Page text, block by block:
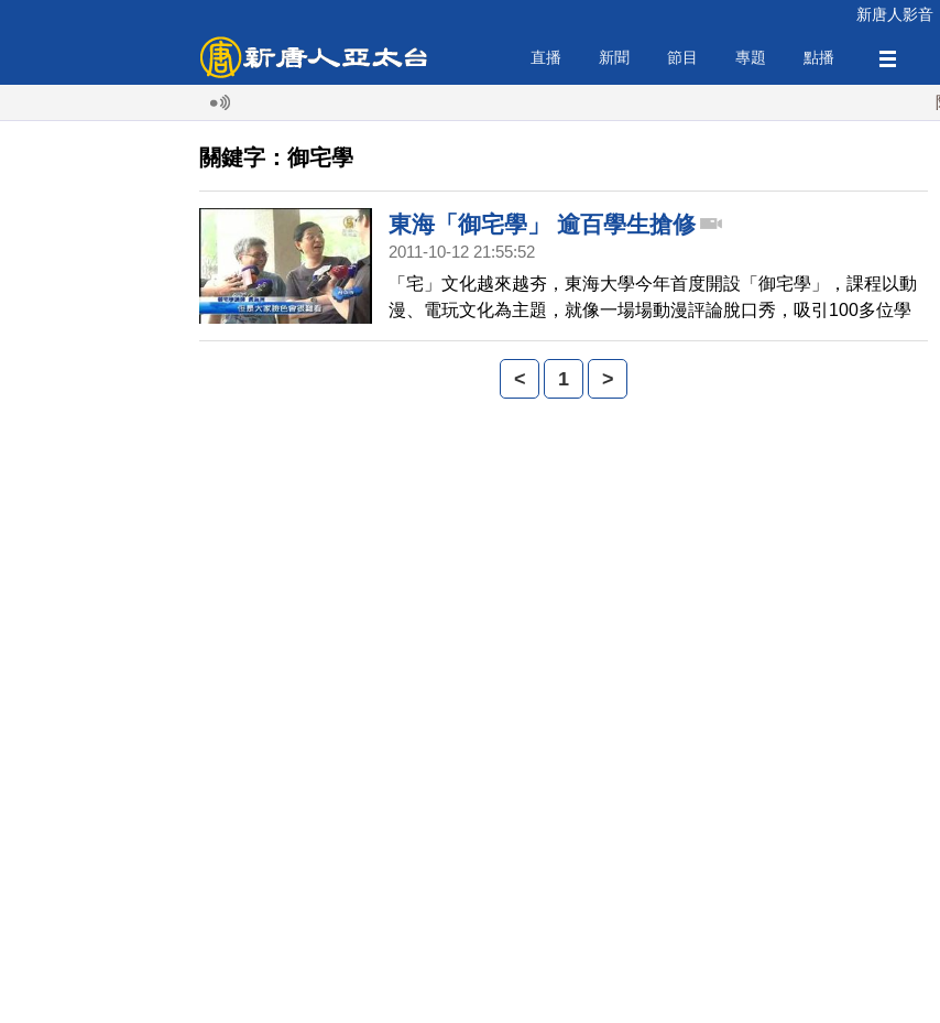
新唐人影音
直播 新聞 節目 專題 點播
降
關鍵字：御宅學
東海「御宅學」 逾百學生搶修
2011-10-12 21:55:52
「宅」文化越來越夯，東海大學今年首度開設「御宅學」，課程以動
漫、電玩文化為主題，就像一場場動漫評論脫口秀，吸引100多位學
生爆滿搶修。
< 1 >